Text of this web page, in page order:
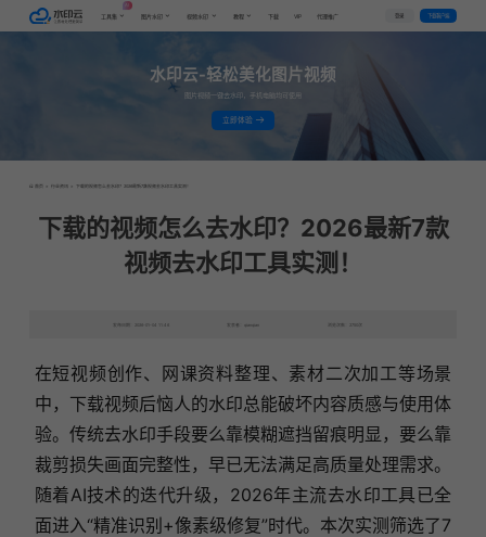
工具集 图片水印 视频水印 教程 下载 VIP 代理推广 登录 下载客户端
水印云-轻松美化图片视频
图片视频一键去水印，手机电脑均可使用
立即体验
首页 > 行业资讯 > 下载的视频怎么去水印？2026最新7款视频去水印工具实测！
下载的视频怎么去水印？2026最新7款
视频去水印工具实测！
发布日期：2026-01-04 11:46 发表者：qianqian 浏览次数：2750次
在短视频创作、网课资料整理、素材二次加工等场景
中，下载视频后恼人的水印总能破坏内容质感与使用体
验。传统去水印手段要么靠模糊遮挡留痕明显，要么靠
裁剪损失画面完整性，早已无法满足高质量处理需求。
随着AI技术的迭代升级，2026年主流去水印工具已全
面进入“精准识别+像素级修复”时代。本次实测筛选了7